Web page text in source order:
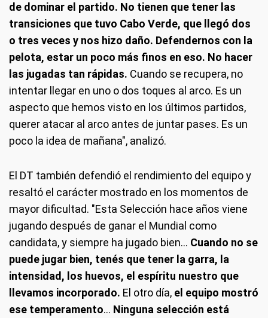
de dominar el partido. No tienen que tener las
transiciones que tuvo Cabo Verde, que llegó dos
o tres veces y nos hizo daño. Defendernos con la
pelota, estar un poco más finos en eso. No hacer
las jugadas tan rápidas. Cuando se recupera, no
intentar llegar en uno o dos toques al arco. Es un
aspecto que hemos visto en los últimos partidos,
querer atacar al arco antes de juntar pases. Es un
poco la idea de mañana", analizó.
El DT también defendió el rendimiento del equipo y
resaltó el carácter mostrado en los momentos de
mayor dificultad. "Esta Selección hace años viene
jugando después de ganar el Mundial como
candidata, y siempre ha jugado bien... Cuando no se
puede jugar bien, tenés que tener la garra, la
intensidad, los huevos, el espíritu nuestro que
llevamos incorporado. El otro día, el equipo mostró
ese temperamento... Ninguna selección está